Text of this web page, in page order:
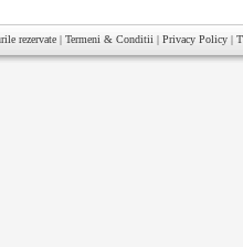
rezervate | Termeni & Conditii | Privacy Policy |